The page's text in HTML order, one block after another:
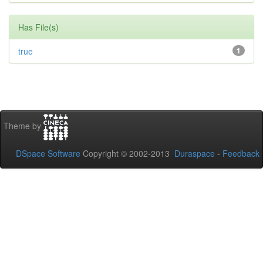
Has File(s)
1
true
Theme by
DSpace Software Copyright © 2002-2013 Duraspace - Feedback